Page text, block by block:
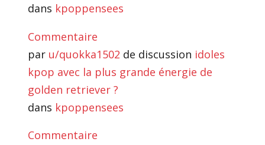
dans kpoppensees
Commentaire
par u/quokka1502 de discussion idoles
kpop avec la plus grande énergie de
golden retriever ?
dans kpoppensees
Commentaire